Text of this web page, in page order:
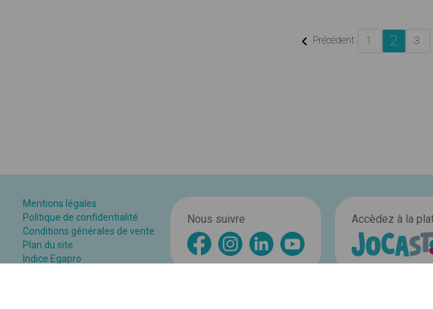
 Précédent 1 2 3
Mentions légales
Politique de confidentialité
Conditions générales de vente
Plan du site
Indice Egapro
Nous suivre Accèdez à la